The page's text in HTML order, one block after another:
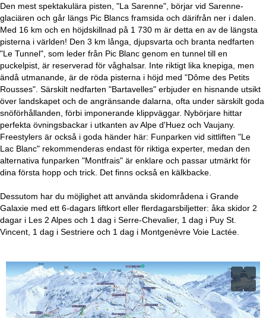
Den mest spektakulära pisten, "La Sarenne", börjar vid Sarenne-
glaciären och går längs Pic Blancs framsida och därifrån ner i dalen.
Med 16 km och en höjdskillnad på 1 730 m är detta en av de längsta
pisterna i världen! Den 3 km långa, djupsvarta och branta nedfarten
"Le Tunnel", som leder från Pic Blanc genom en tunnel till en
puckelpist, är reserverad för våghalsar. Inte riktigt lika knepiga, men
ändå utmanande, är de röda pisterna i höjd med "Dôme des Petits
Rousses". Särskilt nedfarten "Bartavelles" erbjuder en hisnande utsikt
över landskapet och de angränsande dalarna, ofta under särskilt goda
snöförhållanden, förbi imponerande klippväggar. Nybörjare hittar
perfekta övningsbackar i utkanten av Alpe d'Huez och Vaujany.
Freestylers är också i goda händer här: Funparken vid sittliften "Le
Lac Blanc" rekommenderas endast för riktiga experter, medan den
alternativa funparken "Montfrais" är enklare och passar utmärkt för
dina första hopp och trick. Det finns också en kälkbacke.
Dessutom har du möjlighet att använda skidområdena i Grande
Galaxie med ett 6-dagars liftkort eller flerdagarsbiljetter: åka skidor 2
dagar i Les 2 Alpes och 1 dag i Serre-Chevalier, 1 dag i Puy St.
Vincent, 1 dag i Sestriere och 1 dag i Montgenèvre Voie Lactée.